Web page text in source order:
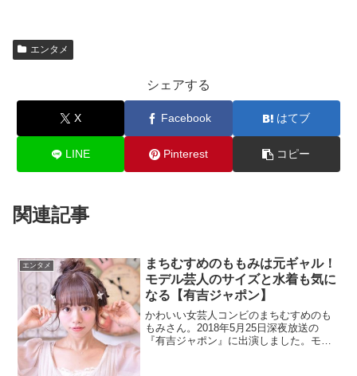
エンタメ
シェアする
X Facebook はてブ
LINE Pinterest コピー
関連記事
エンタメ
まちむすめのももみは元ギャル！
モデル芸人のサイズと水着も気に
なる【有吉ジャポン】
かわいい女芸人コンビのまちむすめのも
もみさん。2018年5月25日深夜放送の
『有吉ジャポン』に出演しました。モデ